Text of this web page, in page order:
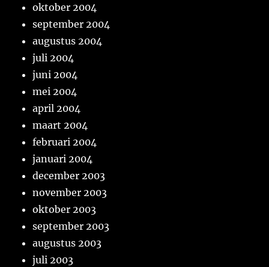
oktober 2004
september 2004
augustus 2004
juli 2004
juni 2004
mei 2004
april 2004
maart 2004
februari 2004
januari 2004
december 2003
november 2003
oktober 2003
september 2003
augustus 2003
juli 2003